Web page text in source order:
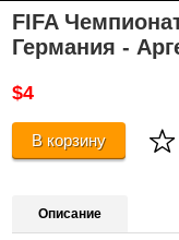
FIFA
Германия -
$4
В корзину
Описание